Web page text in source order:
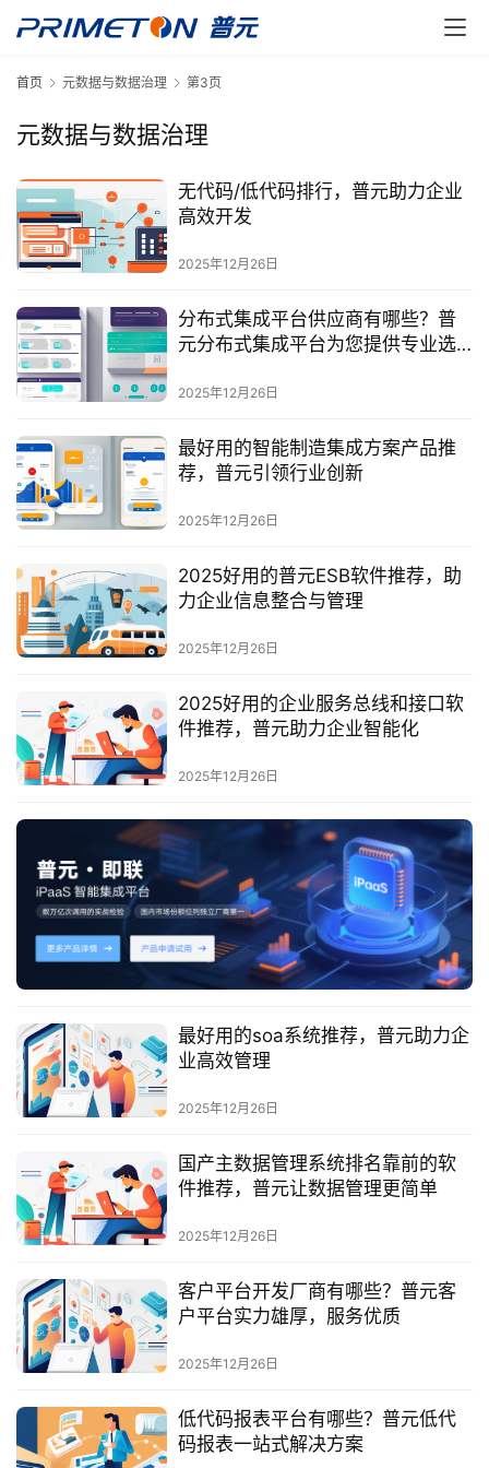
最
新
动
产
品
决
方
案
与
合
作
服
务
与
支
持
普
元
联
系
我
们
首页 元数据与数据治理 第3页
元数据与数据治理
无代码/低代码排行，普元助力企业
高效开发
2025年12月26日
分布式集成平台供应商有哪些？普
元分布式集成平台为您提供专业选
2025年12月26日
最好用的智能制造集成方案产品推
荐，普元引领行业创新
2025年12月26日
2025好用的普元ESB软件推荐，助
力企业信息整合与管理
2025年12月26日
2025好用的企业服务总线和接口软
件推荐，普元助力企业智能化
2025年12月26日
最好用的soa系统推荐，普元助力企
业高效管理
2025年12月26日
国产主数据管理系统排名靠前的软
件推荐，普元让数据管理更简单
2025年12月26日
客户平台开发厂商有哪些？普元客
户平台实力雄厚，服务优质
2025年12月26日
低代码报表平台有哪些？普元低代
码报表一站式解决方案